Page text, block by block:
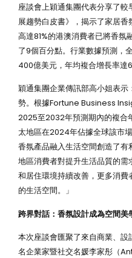
座談會上穎通集團代表分享了
展趨勢白皮書》，揭示了家居香
高達81%的港澳消費者已將香氛
了9個百分點。行業數據預測，
400億美元，年均複合增長率達
穎通集團企業傳訊部高小姐表
勢。根據Fortune Business
2025至2032年預測期內的複合
太地區在2024年佔據全球該市
香氛產品融入生活空間創造了
地區消費者對提升生活品質的
和居住環境持續改善，更多消
的生活空間。」
跨界對話：香氛設計成為空間美
本次座談會匯聚了來自商業、
名企業家暨社交名媛李家彤（